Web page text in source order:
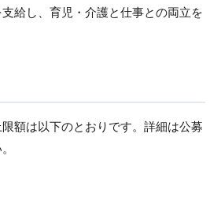
給し、育児・介護と仕事との両立を
額は以下のとおりです。詳細は公募